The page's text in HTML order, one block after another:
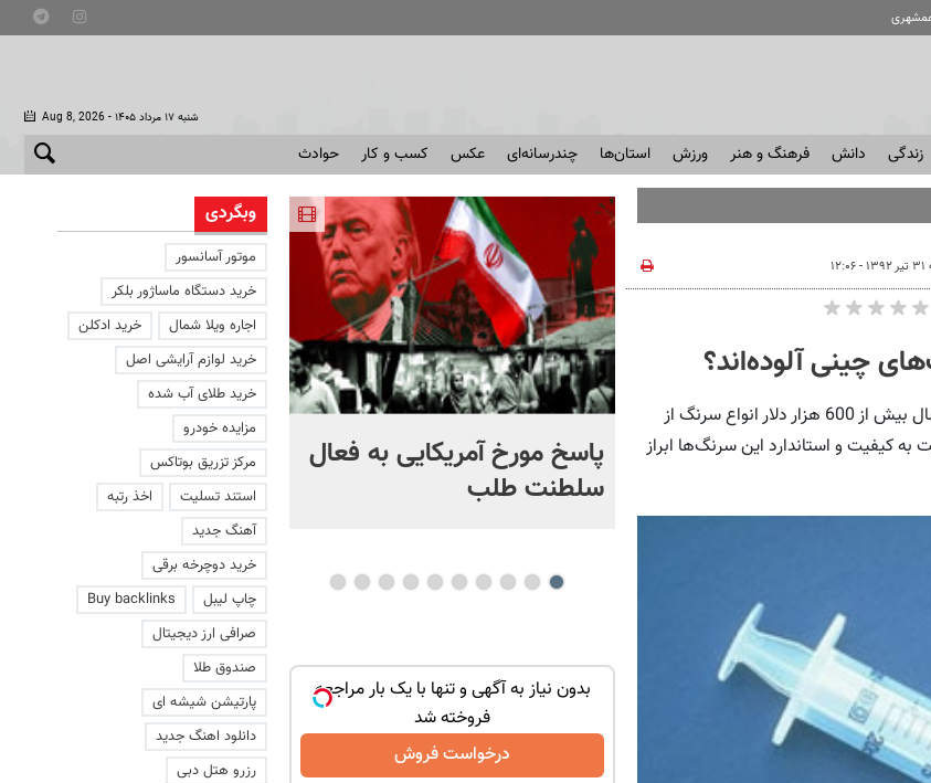
Aug 8, 2026 - شنبه ۱۷ مرداد ۱۴۰۵
زندگی دانش فرهنگ و هنر ورزش استان‌ها چندرسانه‌ای عکس کسب و کار حوادث
چینی آلوده‌اند؟
همشهری آنلاین: آمار گمرک ایران نشان می‌دهد که در سه ماه نخست امسال بیش از 600 هزار دلار انواع سرنگ از
کیفیت و استاندارد این سرنگ‌ها ابراز
شادمهر عقیلی قطعه «گل
پاسخ مورخ آمریکایی به فعال
سلطنت طلب
با دوچرخه به مترو بروید
تنها در چند ساعت و با یکبار مراجعه فروخته
شد ✅
درخواست فروش
بدون نیاز به آگهی و تنها با یک بار مراجعه
فروخته شد
درخواست فروش
وبگردی
موتور آسانسور
خرید دستگاه ماساژور بلکر
اجاره ویلا شمال
خرید ادکلن
خرید لوازم آرایشی اصل
خرید طلای آب شده
مزایده خودرو
مرکز تزریق بوتاکس
استند تسلیت
اخذ رتبه
آهنگ جدید
خرید دوچرخه برقی
چاپ لیبل
Buy backlinks
صرافی ارز دیجیتال
صندوق طلا
پارتیشن شیشه ای
دانلود اهنگ جدید
رزرو هتل دبی